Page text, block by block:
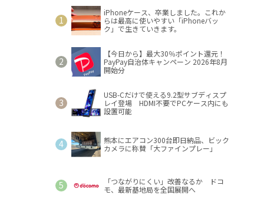
iPhoneケース、卒業しました。これか
らは最高に使いやすい「iPhoneバッ
ク」で生きていきます。
【今日から】最大30％ポイント還元！
PayPay自治体キャンペーン 2026年8月
開始分
USB-Cだけで使える9.2型サブディスプ
レイ登場 HDMI不要でPCケース内にも
設置可能
熊本にエアコン300台即日納品、ビック
カメラに称賛「大ファインプレー」
「つながりにくい」改善なるか ドコ
モ、最新基地局を全国展開へ